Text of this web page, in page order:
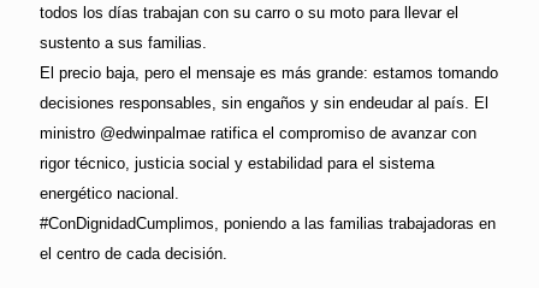
todos los días trabajan con su carro o su moto para llevar el
sustento a sus familias.
El precio baja, pero el mensaje es más grande: estamos tomando
decisiones responsables, sin engaños y sin endeudar al país. El
ministro @edwinpalmae ratifica el compromiso de avanzar con
rigor técnico, justicia social y estabilidad para el sistema
energético nacional.
#ConDignidadCumplimos, poniendo a las familias trabajadoras en
el centro de cada decisión.